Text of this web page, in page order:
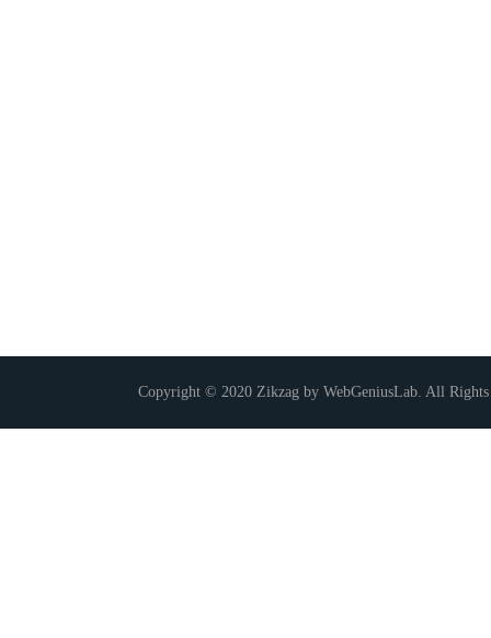
Copyright © 2020 Zikzag by WebGeniusLab. All Rights